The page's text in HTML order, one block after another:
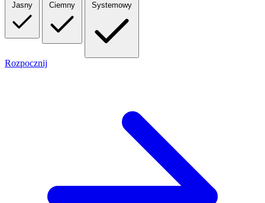
Jasny Ciemny Systemowy
Rozpocznij